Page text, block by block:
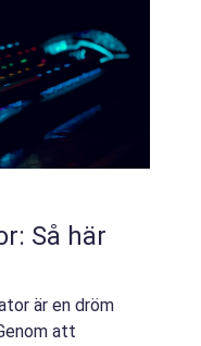
Så här
är en dröm
att